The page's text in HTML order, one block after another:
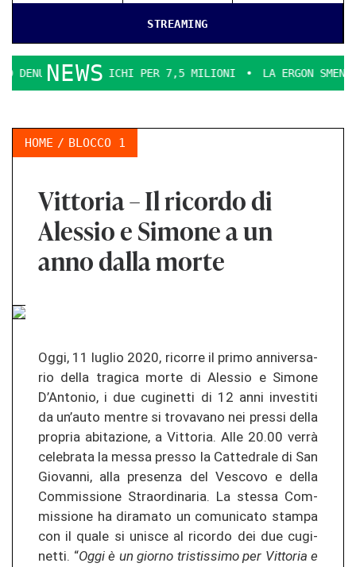
STREAMING
NEWS
INCARICHI PER 7,5 MILIONI LA ERGON SMENTICE LA
HOME BLOCCO 1
Vittoria – Il ricordo di
Alessio e Simone a un
anno dalla morte
Oggi, 11 lu­glio 2020, ri­cor­re il primo an­ni­ver­sa­
rio della tra­gi­ca morte di Ales­sio e Si­mo­ne
D’An­to­nio, i due cu­gi­net­ti di 12 anni in­ves­ti­ti
da un’auto men­tre si tro­va­va­no nei pres­si della
pro­pria ab­ita­zio­ne, a Vit­to­ria. Alle 20.00 verrà
ce­le­bra­ta la messa pres­so la Cat­te­dra­le di San
Gio­van­ni, alla pre­sen­za del Ves­co­vo e della
Com­mis­sio­ne Stra­or­di­na­ria. La st­es­sa Com­
mis­sio­ne ha di­ra­ma­to un co­mu­ni­ca­to stam­pa
con il quale si unis­ce al ri­cor­do dei due cu­gi­
net­ti. “Oggi è un gior­no tris­tis­si­mo per Vit­to­ria e